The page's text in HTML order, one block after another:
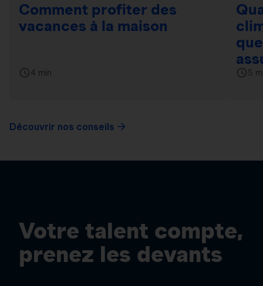
Comment profiter des
vacances à la maison
4 min 5
Découvrir nos conseils
Votre talent compte,
prenez les devants